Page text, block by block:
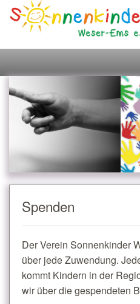
Ihre
Spenden
Der Verein Sonnenkinder
über jede Zuwendung.
kommt Kindern in der
wir über die gespendeten